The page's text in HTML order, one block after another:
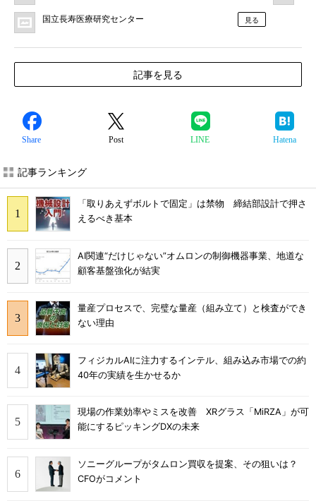
国立長寿医療研究センター 見る
記事を見る
Share Post LINE Hatena
記事ランキング
「取りあえずボルトで固定」は禁物 締結部設計で押さ
えるべき基本
AI関連“だけじゃない”オムロンの制御機器事業、地道な
顧客基盤強化が結実
量産プロセスで、完璧な量産（組み立て）と検査ができ
ない理由
フィジカルAIに注力するインテル、組み込み市場での約
40年の実績を生かせるか
現場の作業効率やミスを改善 XRグラス「MiRZA」が可
能にするピッキングDXの未来
ソニーグループがタムロン買収を提案、その狙いは？
CFOがコメント